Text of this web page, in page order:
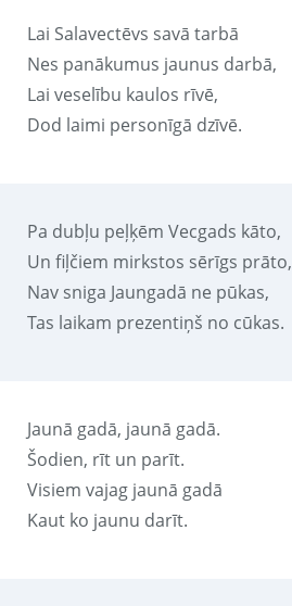
Lai Salavectēvs savā tarbā
Nes panākumus jaunus darbā,
Lai veselību kaulos rīvē,
Dod laimi personīgā dzīvē.
Pa dubļu peļķēm Vecgads kāto,
Un fiļčiem mirkstos sērīgs prāto,
Nav sniga Jaungadā ne pūkas,
Tas laikam prezentiņš no cūkas.
Jaunā gadā, jaunā gadā.
Šodien, rīt un parīt.
Visiem vajag jaunā gadā
Kaut ko jaunu darīt.